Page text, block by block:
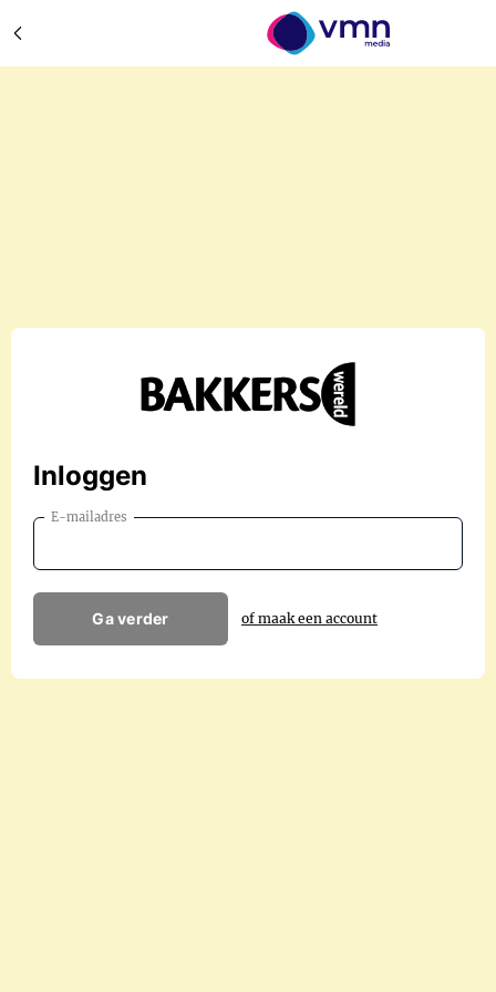
Inloggen
E-mailadres
Ga verder of maak een account